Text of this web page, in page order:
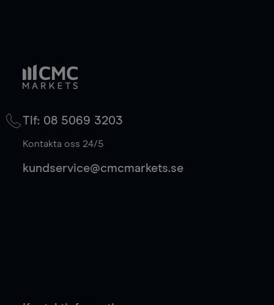
Tlf: 08 5069 3203
Kontakta oss 24/5
kundservice@cmcmarkets.se